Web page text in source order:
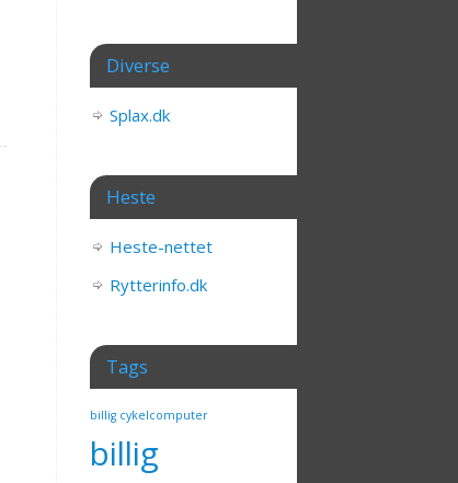
Diverse
Splax.dk
Heste
Heste-nettet
Rytterinfo.dk
Tags
billig cykelcomputer
billig